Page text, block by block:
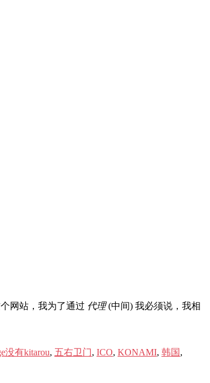
网站，我为了通过 代理(中间) 我必须说，我相
没有kitarou, 五右卫门, ICO, KONAMI, 韩国 ,